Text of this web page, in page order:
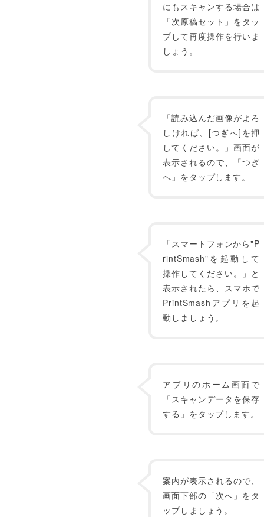
にもスキャンする場合は
「次原稿セット」をタッ
プして再度操作を行いま
しょう。
「読み込んだ画像がよろ
しければ、[つぎへ]を押
してください。」画面が
表示されるので、「つぎ
へ」をタップします。
「スマートフォンから"P
rintSmash"を起動して
操作してください。」と
表示されたら、スマホで
PrintSmashアプリを起
動しましょう。
アプリのホーム画面で
「スキャンデータを保存
する」をタップします。
案内が表示されるので、
画面下部の「次へ」をタ
ップしましょう。